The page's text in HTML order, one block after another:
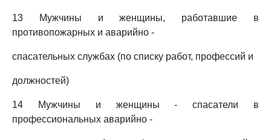
13 Мужчины и женщины, работавшие в
противопожарных и аварийно -
спасательных службах (по списку работ, профессий и
должностей)
14 Мужчины и женщины - спасатели в
профессиональных аварийно -